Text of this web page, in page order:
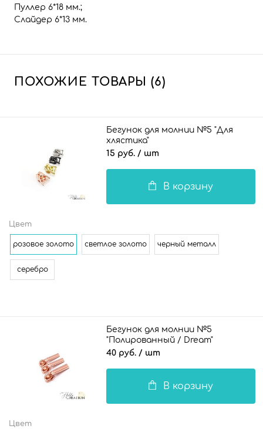
Пуллер 6*18 мм.;
Слайдер 6*13 мм.
ПОХОЖИЕ ТОВАРЫ (6)
Бегунок для молнии №5 "Для
хлястика"
15 руб. / шт
В корзину
Цвет
розовое золото светлое золото черный металл
серебро
Бегунок для молнии №5
"Полированный / Dream"
40 руб. / шт
В корзину
Цвет